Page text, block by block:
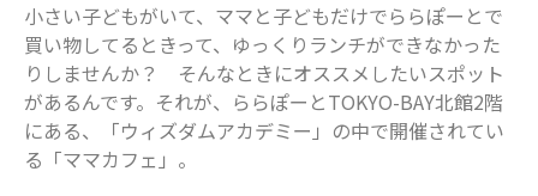
【船橋の注目ママ】競技歴わずか1年
で優勝を果たしたママリフター きっ
かけは産後ダイエット
女性の自由な働き方を求めて…「子育
てと仕事の両立」の実現を目指す米粉
小さい子どもがいて、ママと子どもだけでららぽーとで
買い物してるときって、ゆっくりランチができなかった
りしませんか？ そんなときにオススメしたいスポット
があるんです。それが、ららぽーとTOKYO-BAY北館2階
にある、「ウィズダムアカデミー」の中で開催されてい
る「ママカフェ」。